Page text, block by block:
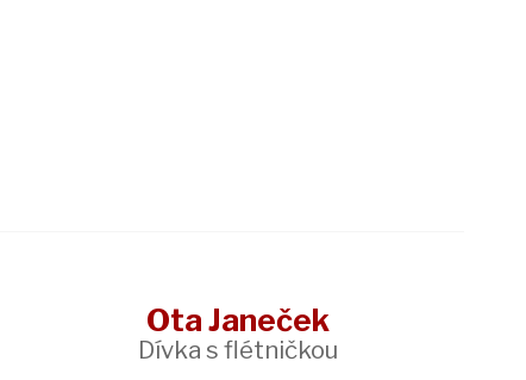
Ota Janeček
Dívka s flétničkou